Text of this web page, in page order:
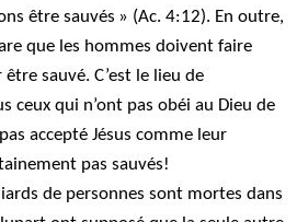
être sauvés » (Ac. 4:12). En outre,
que les hommes doivent faire
être sauvé. C’est le lieu de
ceux qui n’ont pas obéi au Dieu de
accepté Jésus comme leur
pas sauvés!
de personnes sont mortes dans